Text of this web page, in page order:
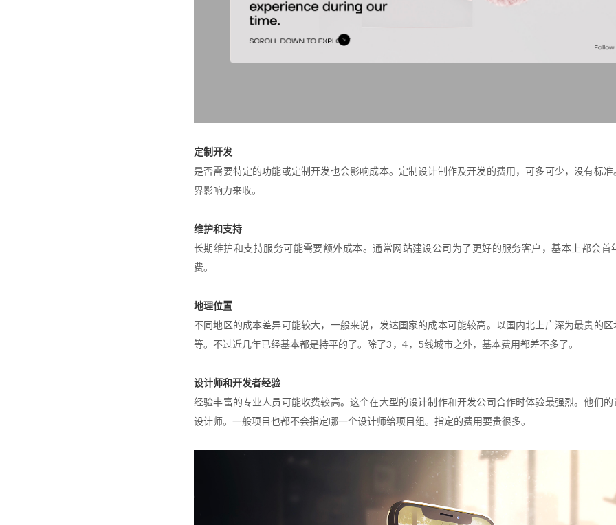
定制开发
是否需要特定的功能或定制开发也会影响成本。定制设计制作及开发的费用，可多可少，没有标
界影响力来收。
维护和支持
长期维护和支持服务可能需要额外成本。通常网站建设公司为了更好的服务客户，基本上都会首
费。
地理位置
不同地区的成本差异可能较大，一般来说，发达国家的成本可能较高。以国内北上广深为最贵的
等。不过近几年已经基本都是持平的了。除了3，4，5线城市之外，基本费用都差不多了。
设计师和开发者经验
经验丰富的专业人员可能收费较高。这个在大型的设计制作和开发公司合作时体验最强烈。他们
设计师。一般项目也都不会指定哪一个设计师给项目组。指定的费用要贵很多。